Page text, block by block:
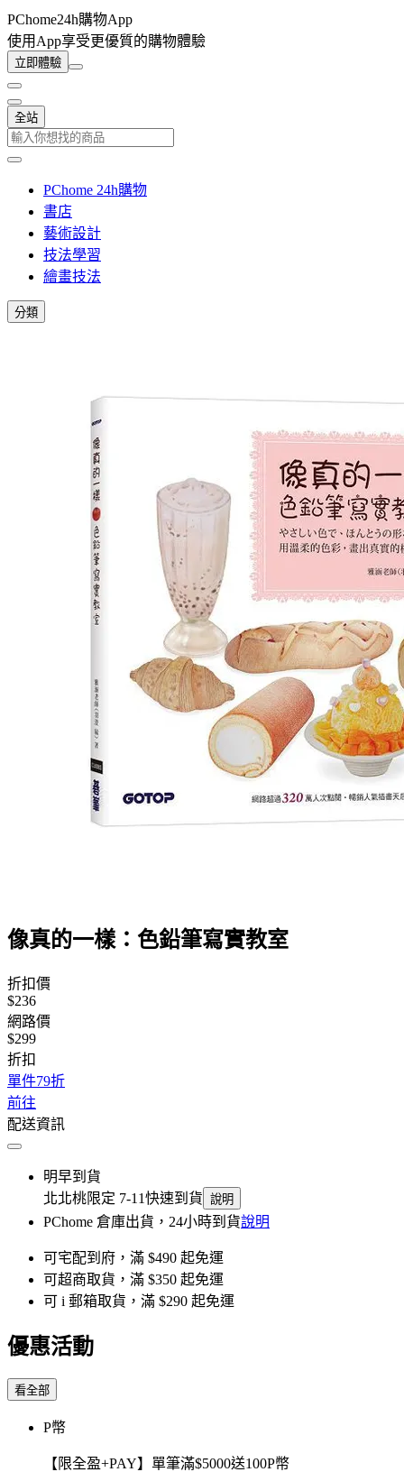
PChome24h購物App
使用App享受更優質的購物體驗
立即體驗
全站
PChome 24h購物
書店
藝術設計
技法學習
繪畫技法
分類
像真的一樣：色鉛筆寫實教室
折扣價
$236
網路價
$299
折扣
單件79折
前往
配送資訊
明早到貨
北北桃限定 7-11快速到貨 說明
PChome 倉庫出貨，24小時到貨說明
可宅配到府，滿 $490 起免運
可超商取貨，滿 $350 起免運
可 i 郵箱取貨，滿 $290 起免運
優惠活動
看全部
P幣
【限全盈+PAY】單筆滿$5000送100P幣